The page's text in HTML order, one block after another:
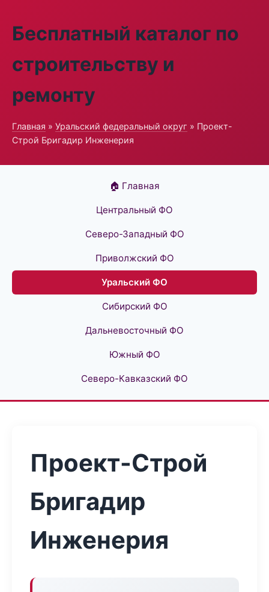
Бесплатный каталог по
строительству и
ремонту
Главная » Уральский федеральный округ » Проект-
Строй Бригадир Инженерия
🏠 Главная
Центральный ФО
Северо-Западный ФО
Приволжский ФО
Уральский ФО
Сибирский ФО
Дальневосточный ФО
Южный ФО
Северо-Кавказский ФО
Проект-Строй
Бригадир
Инженерия